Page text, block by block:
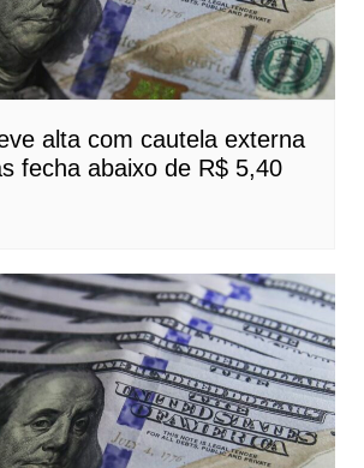
alta com cautela externa
fecha abaixo de R$ 5,40